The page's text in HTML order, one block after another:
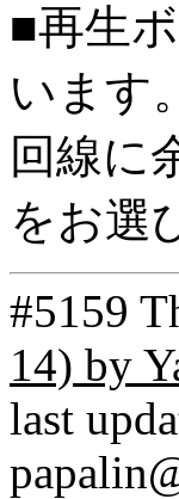
■再生
います
回線に
をお選
#5159
14) by
last